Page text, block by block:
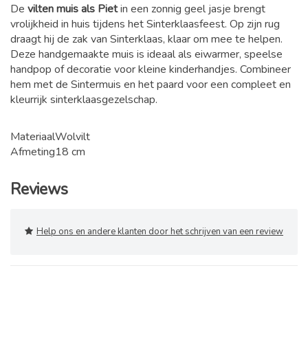
De vilten muis als Pietin een zonnig geel jasje brengt
vrolijkheid in huis tijdens het Sinterklaasfeest. Op zijn rug
draagt hij de zak van Sinterklaas, klaar om mee te helpen.
Deze handgemaakte muis is ideaal als eiwarmer, speelse
handpop of decoratie voor kleine kinderhandjes. Combineer
hem met de Sintermuis en het paard voor een compleet en
kleurrijk sinterklaasgezelschap.
MateriaalWolvilt
Afmeting18 cm
Reviews
Help ons en andere klanten door het schrijven van een review